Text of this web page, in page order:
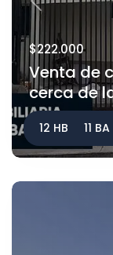
Previous
$222.000
Venta de
cerca de
12 HB 11 BA